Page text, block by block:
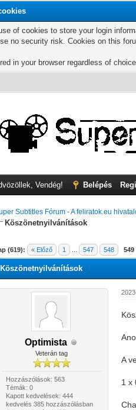
of cookies to store your login
no security risk. Cookies on this
in your browser regardless of
Vendég! Belépés
Subtitles Fórum - A feliratok.eu
Köszönetnyilvánítások
(619): « Előző 1 547 548 549
Köszönetnyilvánítások
Optimista
Veterán tag
Hozzászólások: 563
Témák: 0
Kapott kedvelések: 444
kedvelés 385 hozzászólásban
A
1 x